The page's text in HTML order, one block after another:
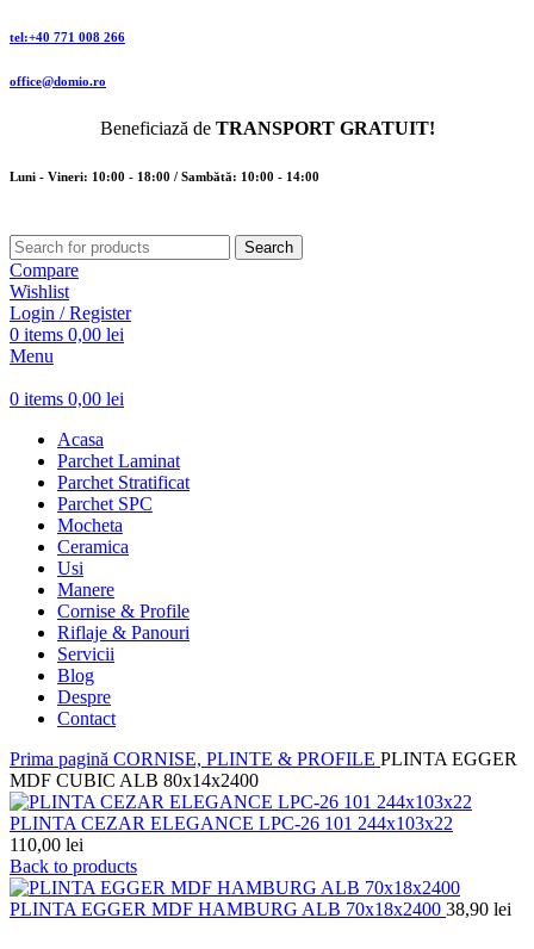
tel:+40 771 008 266
office@domio.ro
Beneficiază de TRANSPORT GRATUIT!
Luni - Vineri: 10:00 - 18:00 / Sambătă: 10:00 - 14:00
Search
Compare
Wishlist
Login / Register
0 items 0,00 lei
Menu
0 items 0,00 lei
Acasa
Parchet Laminat
Parchet Stratificat
Parchet SPC
Mocheta
Ceramica
Usi
Manere
Cornise & Profile
Riflaje & Panouri
Servicii
Blog
Despre
Contact
Prima pagină CORNISE, PLINTE & PROFILE PLINTA EGGER
MDF CUBIC ALB 80x14x2400
PLINTA CEZAR ELEGANCE LPC-26 101 244x103x22
110,00 lei
Back to products
PLINTA EGGER MDF HAMBURG ALB 70x18x2400 38,90 lei